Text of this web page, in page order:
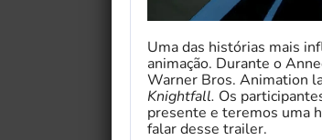
Uma das histórias mais
animação. Durante o
Warner Bros. Animation
Knightfall. Os
presente e teremos uma
falar desse trailer.